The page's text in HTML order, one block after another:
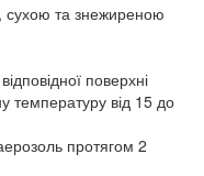
сухою та знежиреною
поверхні
температуру від 15 до
протягом 2